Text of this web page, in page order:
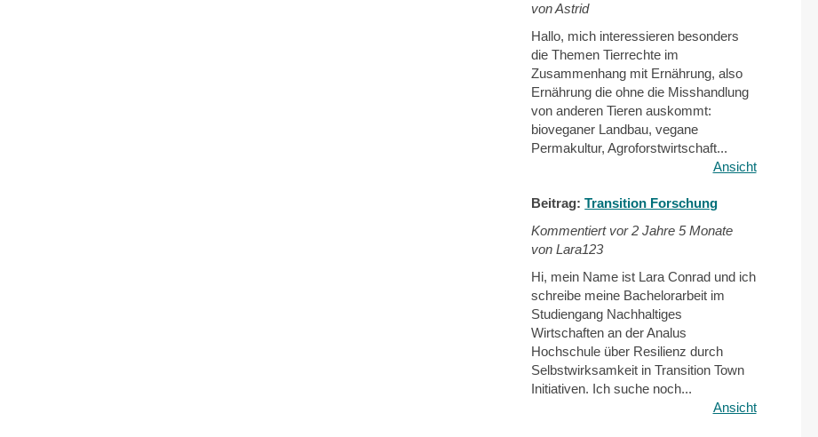
von Astrid
Hallo, mich interessieren besonders
die Themen Tierrechte im
Zusammenhang mit Ernährung, also
Ernährung die ohne die Misshandlung
von anderen Tieren auskommt:
bioveganer Landbau, vegane
Permakultur, Agroforstwirtschaft...
Ansicht
Beitrag:Transition Forschung
Kommentiert vor2 Jahre 5 Monate
von Lara123
Hi, mein Name ist Lara Conrad und ich
schreibe meine Bachelorarbeit im
Studiengang Nachhaltiges
Wirtschaften an der Analus
Hochschule über Resilienz durch
Selbstwirksamkeit in Transition Town
Initiativen. Ich suche noch...
Ansicht